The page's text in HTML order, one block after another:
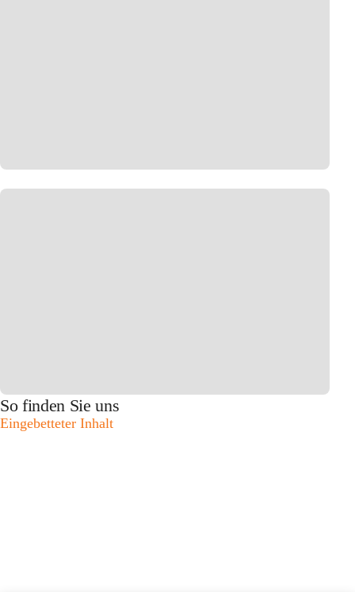
So finden Sie uns
Eingebetteter Inhalt